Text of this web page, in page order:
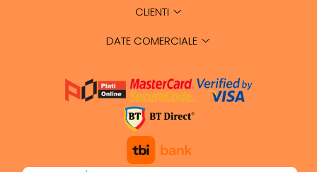
CLIENTI
DATE COMERCIALE